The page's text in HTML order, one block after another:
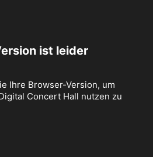
ist leider
Ihre Browser-Version, um
Concert Hall nutzen zu